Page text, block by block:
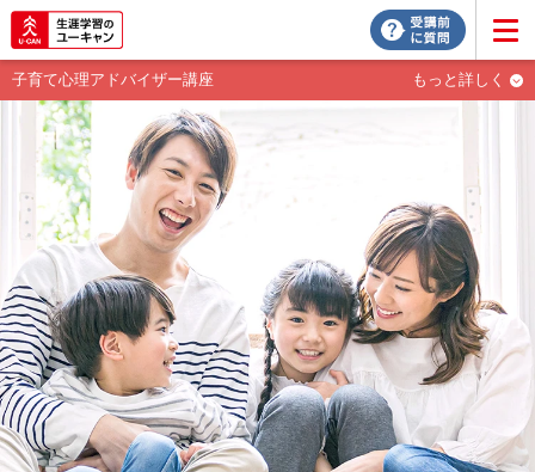
子育て心理アドバイザー講座 もっと詳しく